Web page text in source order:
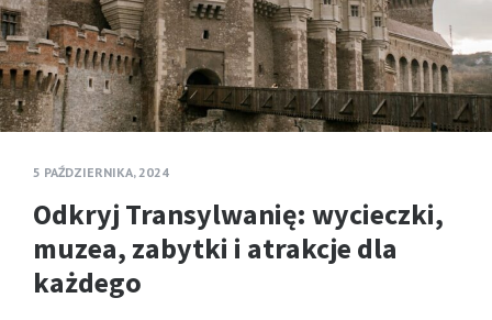
5 PAŹDZIERNIKA, 2024
Odkryj Transylwanię: wycieczki,
muzea, zabytki i atrakcje dla
każdego